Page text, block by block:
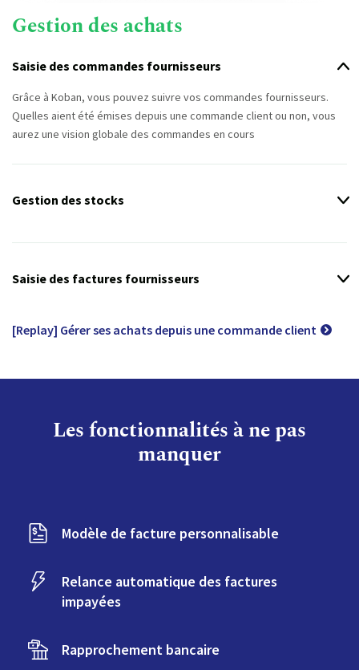
Gestion des achats
Saisie des commandes fournisseurs
Grâce à Koban, vous pouvez suivre vos commandes fournisseurs.
Quelles aient été émises depuis une commande client ou non, vous
aurez une vision globale des commandes en cours
Gestion des stocks
réapprovisionnement !
Saisie des factures fournisseurs
associer les documents afin d’avoir un suivi des règlements et
[Replay] Gérer ses achats depuis une commande client
Les fonctionnalités à ne pas
manquer
Modèle de facture personnalisable
Relance automatique des factures
impayées
Rapprochement bancaire